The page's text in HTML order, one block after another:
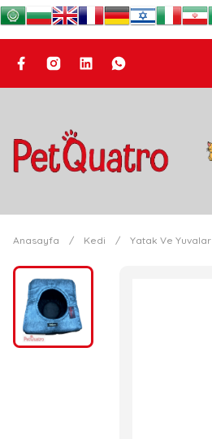
Anasayfa Kedi Yatak Ve Yuvalar